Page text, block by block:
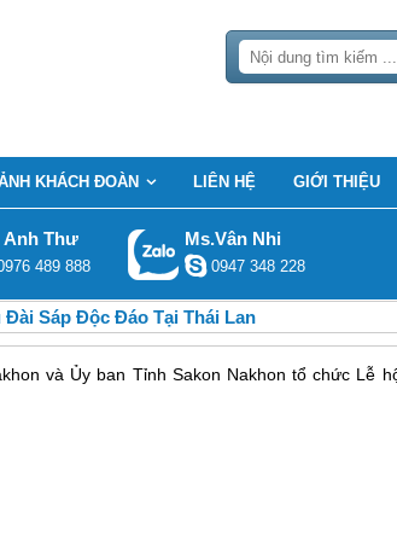
KHÁCH ĐOÀN LIÊN HỆ GIỚI THIỆU
Anh Thư
489 888
Ms.Vân Nhi
0947 348 228
Sáp Độc Đáo Tại Thái Lan
và Ủy ban Tỉnh Sakon Nakhon tổ chức Lễ